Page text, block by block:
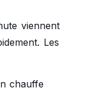
viennent
Les
chauffe